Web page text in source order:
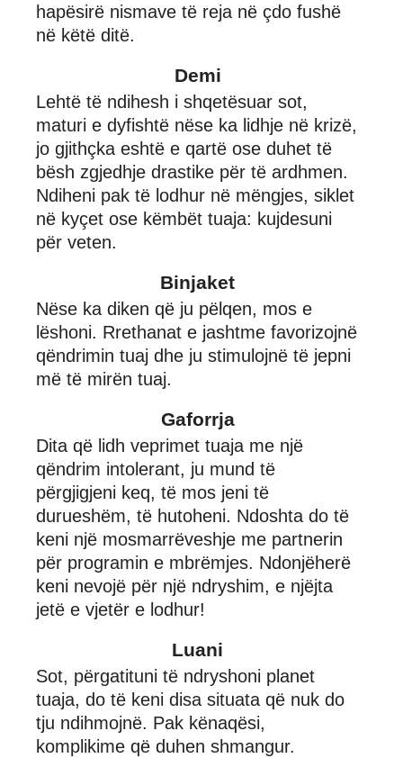
hapësirë ​​nismave të reja në çdo fushë
në këtë ditë.
Demi
Lehtë të ndihesh i shqetësuar sot,
maturi e dyfishtë nëse ka lidhje në krizë,
jo gjithçka eshtë e qartë ose duhet të
bësh zgjedhje drastike për të ardhmen.
Ndiheni pak të lodhur në mëngjes, siklet
në kyçet ose këmbët tuaja: kujdesuni
për veten.
Binjaket
Nëse ka diken që ju pëlqen, mos e
lëshoni. Rrethanat e jashtme favorizojnë
qëndrimin tuaj dhe ju stimulojnë të jepni
më të mirën tuaj.
Gaforrja
Dita që lidh veprimet tuaja me një
qëndrim intolerant, ju mund të
përgjigjeni keq, të mos jeni të
durueshëm, të hutoheni. Ndoshta do të
keni një mosmarrëveshje me partnerin
për programin e mbrëmjes. Ndonjëherë
keni nevojë për një ndryshim, e njëjta
jetë e vjetër e lodhur!
Luani
Sot, përgatituni të ndryshoni planet
tuaja, do të keni disa situata që nuk do
tju ndihmojnë. Pak kënaqësi,
komplikime që duhen shmangur.